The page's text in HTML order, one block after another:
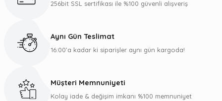
Gönder
256bit SSL sertifikası ile %100 güvenli alışveriş
Aynı Gün Teslimat
16:00’a kadar ki siparişler aynı gün kargoda!
Müşteri Memnuniyeti
Kolay iade & değişim imkanı %100 memnuniyet